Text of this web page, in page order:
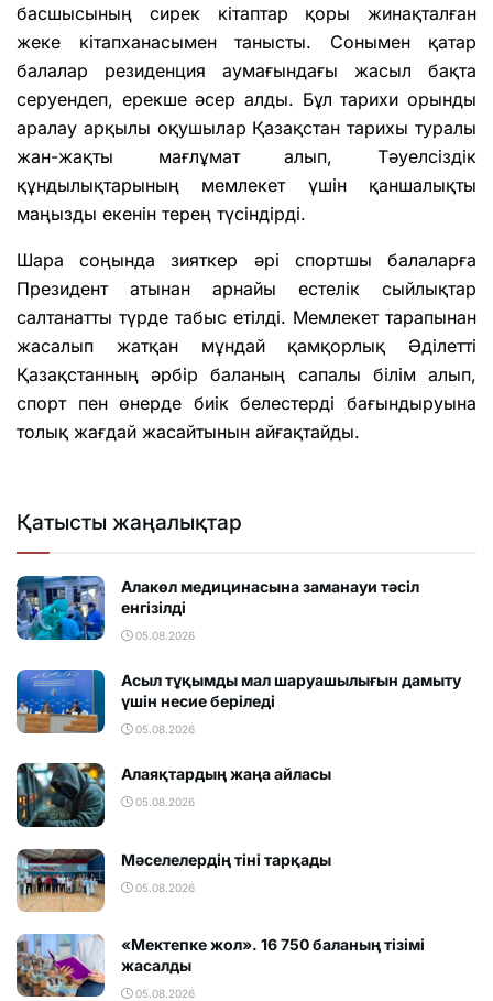
басшысының сирек кітаптар қоры жинақталған
жеке кітапханасымен танысты. Сонымен қатар
балалар резиденция аумағындағы жасыл бақта
серуендеп, ерекше әсер алды. Бұл тарихи орынды
аралау арқылы оқушылар Қазақстан тарихы туралы
жан-жақты мағлұмат алып, Тәуелсіздік
құндылықтарының мемлекет үшін қаншалықты
маңызды екенін терең түсіндірді.
Шара соңында зияткер әрі спортшы балаларға
Президент атынан арнайы естелік сыйлықтар
салтанатты түрде табыс етілді. Мемлекет тарапынан
жасалып жатқан мұндай қамқорлық Әділетті
Қазақстанның әрбір баланың сапалы білім алып,
спорт пен өнерде биік белестерді бағындыруына
толық жағдай жасайтынын айғақтайды.
Қатысты жаңалықтар
Алакөл медицинасына заманауи тәсіл
енгізілді
05.08.2026
Асыл тұқымды мал шаруашылығын дамыту
үшін несие беріледі
05.08.2026
Алаяқтардың жаңа айласы
05.08.2026
Мәселелердің тіні тарқады
05.08.2026
«Мектепке жол». 16 750 баланың тізімі
жасалды
05.08.2026